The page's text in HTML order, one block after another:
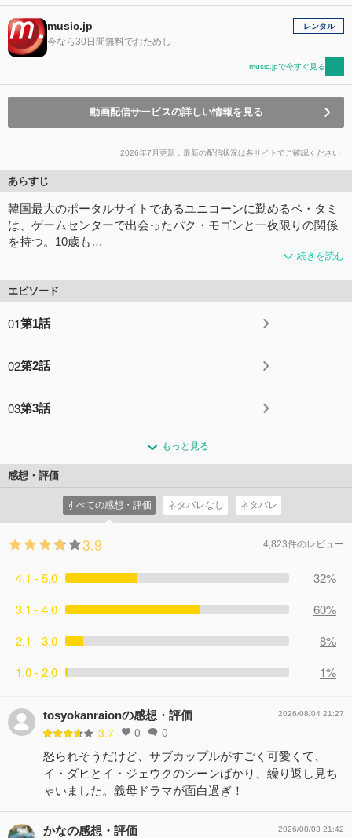
music.jp
今なら30日間無料でおためし
レンタル
music.jpで今すぐ見る
動画配信サービスの詳しい情報を見る
2026年7月更新：最新の配信状況は各サイトでご確認ください
あらすじ
韓国最大のポータルサイトであるユニコーンに勤めるペ・タミ
は、ゲームセンターで出会ったパク・モゴンと一夜限りの関係
を持つ。10歳も…
続きを読む
エピソード
01第1話
02第2話
03第3話
もっと見る
感想・評価
すべての感想・評価 ネタバレなし ネタバレ
3.9 4,823件のレビュー
4.1 - 5.0
32%
3.1 - 4.0
60%
2.1 - 3.0
8%
1.0 - 2.0
1%
tosyokanraionの感想・評価
3.7 0 0
2026/08/04 21:27
怒られそうだけど、サブカップルがすごく可愛くて、
イ・ダヒとイ・ジェウクのシーンばかり、繰り返し見ち
ゃいました。義母ドラマが面白過ぎ！
かなの感想・評価 2026/08/03 21:42